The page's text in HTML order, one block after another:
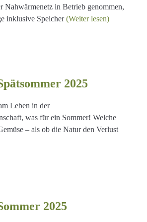
Nahwärmenetz in Betrieb genommen,
inklusive Speicher(Weiter lesen)
2025
Leben in der
was für ein Sommer! Welche
– als ob die Natur den Verlust
2025